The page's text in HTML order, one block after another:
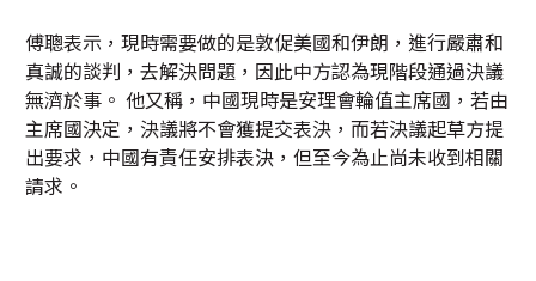
傅聰表示，現時需要做的是敦促美國和伊朗，進行嚴肅和
真誠的談判，去解決問題，因此中方認為現階段通過決議
無濟於事。 他又稱，中國現時是安理會輪值主席國，若由
主席國決定，決議將不會獲提交表決，而若決議起草方提
出要求，中國有責任安排表決，但至今為止尚未收到相關
請求。